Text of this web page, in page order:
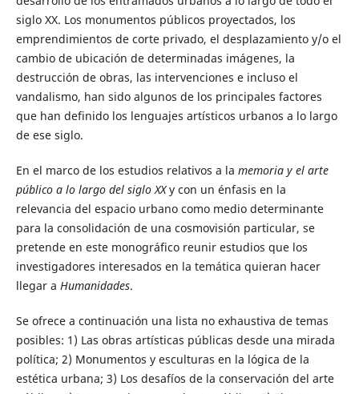
siglo XX. Los monumentos públicos proyectados, los
emprendimientos de corte privado, el desplazamiento y/o el
cambio de ubicación de determinadas imágenes, la
destrucción de obras, las intervenciones e incluso el
vandalismo, han sido algunos de los principales factores
que han definido los lenguajes artísticos urbanos a lo largo
de ese siglo.
En el marco de los estudios relativos a la memoria y el arte
público a lo largo del siglo XXy con un énfasis en la
relevancia del espacio urbano como medio determinante
para la consolidación de una cosmovisión particular, se
pretende en este monográfico reunir estudios que los
investigadores interesados en la temática quieran hacer
llegar a Humanidades.
Se ofrece a continuación una lista no exhaustiva de temas
posibles: 1) Las obras artísticas públicas desde una mirada
política; 2) Monumentos y esculturas en la lógica de la
estética urbana; 3) Los desafíos de la conservación del arte